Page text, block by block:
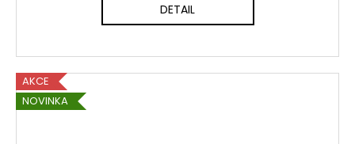
DETAIL
AKCE
NOVINKA